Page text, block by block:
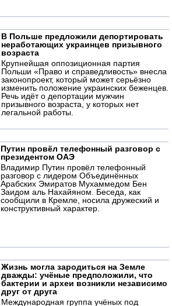
В Польше предложили депортировать
неработающих украинцев призывного
возраста
Крупнейшая оппозиционная партия
Польши «Право и справедливость» внесла
законопроект, который может серьёзно
изменить положение украинских беженцев.
Речь идёт о депортации мужчин
призывного возраста, у которых нет
легальной работы.
Путин провёл телефонный разговор с
президентом ОАЭ
Владимир Путин провёл телефонный
разговор с лидером Объединённых
Арабских Эмиратов Мухаммедом Бен
Заидом аль Нахайяном. Беседа, как
сообщили в Кремле, носила дружеский и
конструктивный характер.
Жизнь могла зародиться на Земле
дважды: учёные предположили, что
бактерии и археи возникли независимо
друг от друга
Международная группа учёных под